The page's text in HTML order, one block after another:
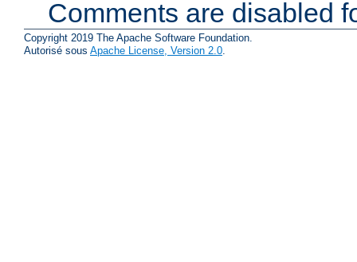
Comments are disabled
Copyright 2019 The Apache Software Foundation.
Autorisé sous Apache License, Version 2.0